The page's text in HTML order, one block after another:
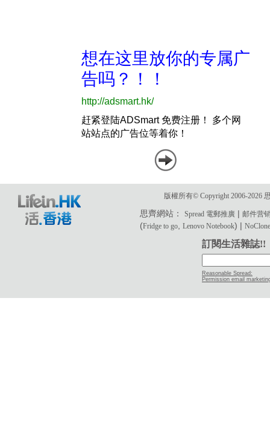
版權所有© Copyright 2006-2026
思齊網站：Spread 電郵推廣 |邮件营
(Fridge to go ,Lenovo Notebook) |